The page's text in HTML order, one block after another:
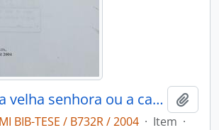
O retorno da velha senhora ou a categoria tempo entre os Kraho
BIB-TESE / B732R / 2004 · Item ·